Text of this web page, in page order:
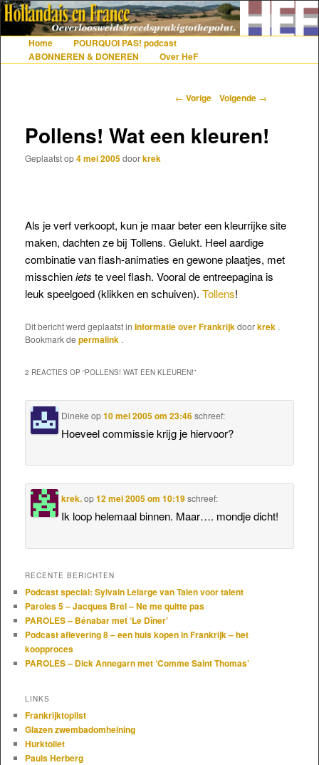
De gezelligste website voor Nederlanders die iets met Frankrijk hebben
HoofdmenuSpring naar de primaire inhoud
Spring naar de secundaire inhoud
Home
POURQUOI PAS! podcast
ABONNEREN & DONEREN
Over HeF
Berichtnavigatie
← Vorige Volgende →
Pollens! Wat een kleuren!
Geplaatst op4 mei 2005doorkrek
Als je verf verkoopt, kun je maar beter een kleurrijke site
maken, dachten ze bij Tollens. Gelukt. Heel aardige
combinatie van flash-animaties en gewone plaatjes, met
misschieniets te veel flash. Vooral de entreepagina is
leuk speelgoed (klikken en schuiven). Tollens!
Dit bericht werd geplaatst in Informatie over Frankrijkdoorkrek .
Bookmark de permalink .
2 REACTIES OP “POLLENS! WAT EEN KLEUREN!”
Dineke op10 mei 2005 om 23:46 schreef:
Hoeveel commissie krijg je hiervoor?
krek.op12 mei 2005 om 10:19 schreef:
Ik loop helemaal binnen. Maar…. mondje dicht!
RECENTE BERICHTEN
Podcast special: Sylvain Lelarge van Talen voor talent
Paroles 5 – Jacques Brel – Ne me quitte pas
PAROLES – Bénabar met ‘Le Dîner’
Podcast aflevering 8 – een huis kopen in Frankrijk – het
koopproces
PAROLES – Dick Annegarn met ‘Comme Saint Thomas’
LINKS
Frankrijktoplist
Glazen zwembadomheining
Hurktoilet
Pauls Herberg